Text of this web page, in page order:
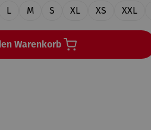
L M S XL XS XXL
Warenkorb